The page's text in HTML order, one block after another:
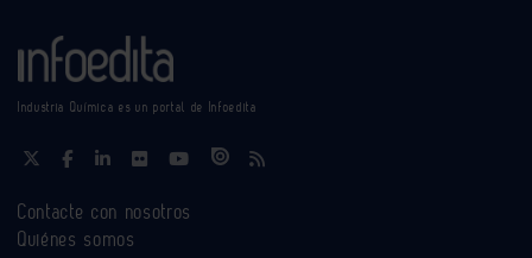
Industria Química es un portal de Infoedita
Contacte con nosotros
Quiénes somos